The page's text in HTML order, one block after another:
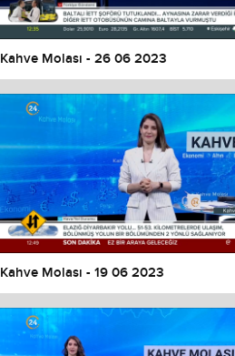
Kahve Molası - 26 06 2023
Kahve Molası - 19 06 2023